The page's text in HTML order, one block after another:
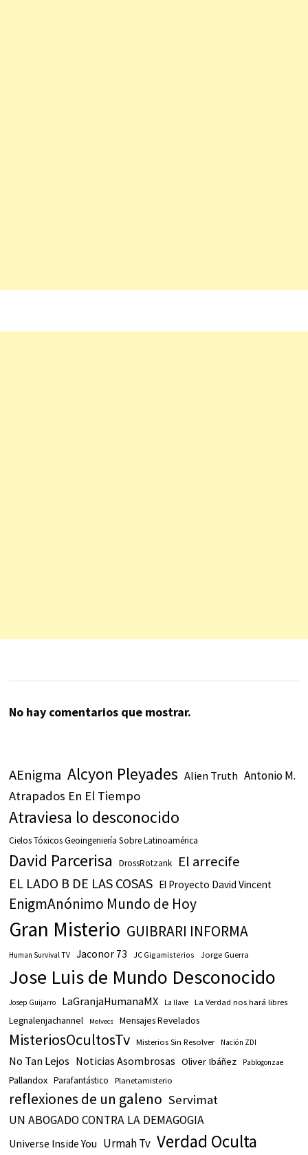
No hay comentarios que mostrar.
AEnigma Alcyon Pleyades Alien Truth Antonio M.
Atrapados En El Tiempo
Atraviesa lo desconocido
Cielos Tóxicos Geoingeniería Sobre Latinoamérica
David Parcerisa DrossRotzank El arrecife
EL LADO B DE LAS COSAS El Proyecto David Vincent
EnigmAnónimo Mundo de Hoy
Gran Misterio GUIBRARI INFORMA
Human Survival TV Jaconor 73 JC Gigamisterios Jorge Guerra
Jose Luis de Mundo Desconocido
Josep Guijarro LaGranjaHumanaMX La llave La Verdad nos hará libres
Legnalenjachannel Melvecs Mensajes Revelados
MisteriosOcultosTv Misterios Sin Resolver Nación ZDI
No Tan Lejos Noticias Asombrosas Oliver Ibáñez Pablogonzae
Pallandox Parafantástico Planetamisterio
reflexiones de un galeno Servimat
UN ABOGADO CONTRA LA DEMAGOGIA
Universe Inside You Urmah Tv Verdad Oculta